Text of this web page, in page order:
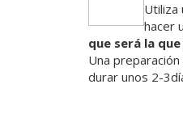
Utiliza
hacer
que será la
Una
durar unos 2-